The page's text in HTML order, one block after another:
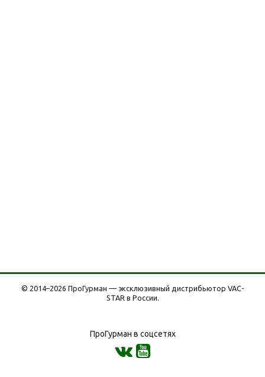
© 2014–2026 ПроГурман — эксклюзивный дистрибьютор VAC-
STAR в России.
ПроГурман в соцсетях